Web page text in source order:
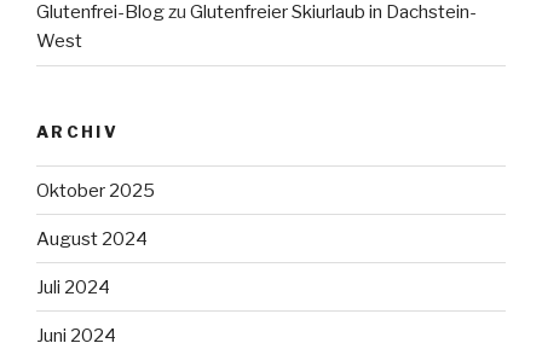
Glutenfrei-Blogzu Glutenfreier Skiurlaub in Dachstein-
West
ARCHIV
Oktober 2025
August 2024
Juli 2024
Juni 2024